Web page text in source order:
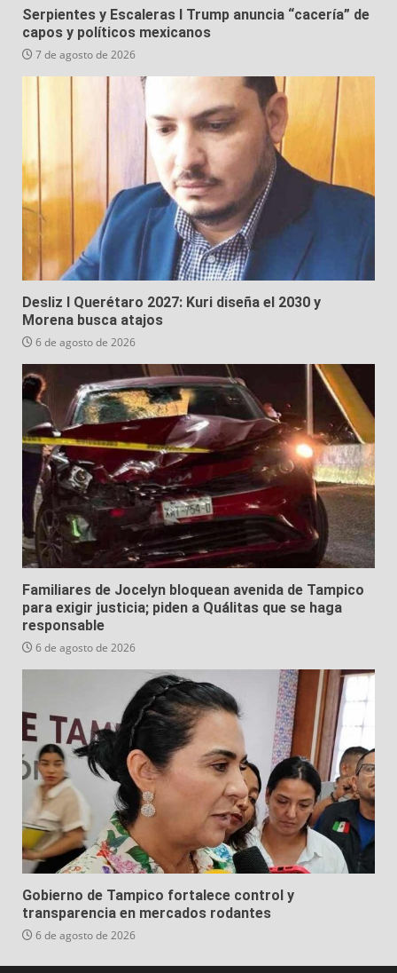
Serpientes y Escaleras I Trump anuncia “cacería” de
capos y políticos mexicanos
7 de agosto de 2026
Desliz I Querétaro 2027: Kuri diseña el 2030 y
Morena busca atajos
6 de agosto de 2026
Familiares de Jocelyn bloquean avenida de Tampico
para exigir justicia; piden a Quálitas que se haga
responsable
6 de agosto de 2026
Gobierno de Tampico fortalece control y
transparencia en mercados rodantes
6 de agosto de 2026